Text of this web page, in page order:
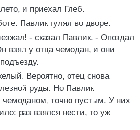
и приехал Глеб.
Павлик гулял во дворе.
- сказал Павлик. - Опоздал
взял у отца чемодан, и они
Вероятно, отец снова
руды. Но Павлик
чемоданом, точно пустым. У них
раз взялся нести, то уж